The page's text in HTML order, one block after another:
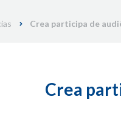
Crea participa de
Crea